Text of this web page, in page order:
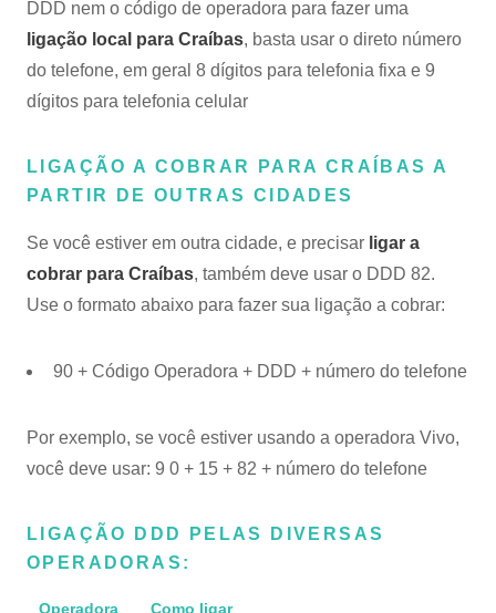
DDD nem o código de operadora para fazer uma
ligação local para Craíbas, basta usar o direto número
do telefone, em geral 8 dígitos para telefonia fixa e 9
dígitos para telefonia celular
LIGAÇÃO A COBRAR PARA CRAÍBAS A
PARTIR DE OUTRAS CIDADES
Se você estiver em outra cidade, e precisar ligar a
cobrar para Craíbas, também deve usar o DDD 82.
Use o formato abaixo para fazer sua ligação a cobrar:
90 + Código Operadora + DDD + número do telefone
Por exemplo, se você estiver usando a operadora Vivo,
você deve usar: 9 0 + 15 + 82 + número do telefone
LIGAÇÃO DDD PELAS DIVERSAS
OPERADORAS:
Operadora Como ligar